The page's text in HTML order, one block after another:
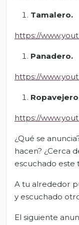
Tamalero.
https://
Panadero.
https://
https://
¿Qué se
hacen? ¿Cerca
escuchado este
A tu alrededor
y escuchado
El siguiente